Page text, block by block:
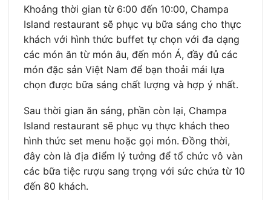
Khoảng thời gian từ 6:00 đến 10:00, Champa
Island restaurant sẽ phục vụ bữa sáng cho thực
khách với hình thức buffet tự chọn với đa dạng
các món ăn từ món âu, đến món Á, đầy đủ các
món đặc sản Việt Nam để bạn thoải mái lựa
chọn được bữa sáng chất lượng và hợp ý nhất.
Sau thời gian ăn sáng, phần còn lại, Champa
Island restaurant sẽ phục vụ thực khách theo
hình thức set menu hoặc gọi món. Đồng thời,
đây còn là địa điểm lý tưởng để tổ chức vô vàn
các bữa tiệc rượu sang trọng với sức chứa từ 10
đến 80 khách.